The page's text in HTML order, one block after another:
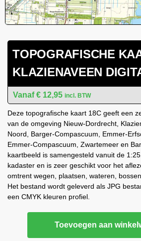
TOPOGRAFISCHE
KLAZIENAVEEN
€ 12,95 incl. BTW
Deze topografische kaart 18C geeft een
van de omgeving Nieuw-Dordrecht,
Noord, Barger-Compascuum, Emmer-
Emmer-Compascuum, Zwartemeer en
kaartbeeld is samengesteld vanuit de
kadaster en is zeer geschikt voor het
omtrent wegen, plaatsen, wateren,
Het bestand wordt geleverd als JPG
een CMYK kleuren profiel.
Toevoegen aan